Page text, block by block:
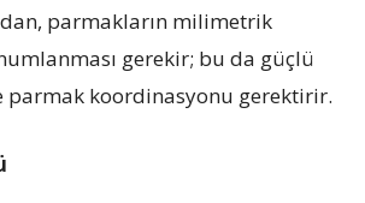
parmakların milimetrik
gerekir; bu da güçlü
parmak koordinasyonu gerektirir.